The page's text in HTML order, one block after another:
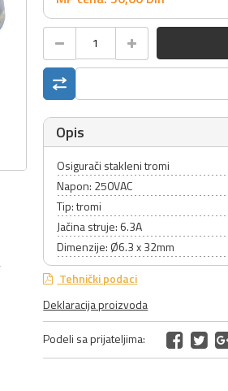
Opis
Osigurači stakleni tromi
Napon: 250VAC
Tip: tromi
Jačina struje: 6.3A
Dimenzije: Ø6.3 x 32mm
Tehnički podaci
Deklaracija proizvoda
Podeli sa prijateljima: